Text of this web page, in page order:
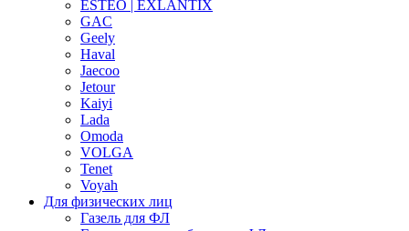
ESTEO | EXLANTIX
GAC
Geely
Haval
Jaecoo
Jetour
Kaiyi
Lada
Omoda
VOLGA
Tenet
Voyah
Для физических лиц
Газель для ФЛ